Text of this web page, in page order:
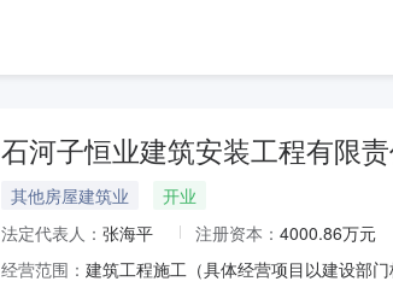
石河子恒业建筑安装工程有限责
其他房屋建筑业
开业
法定代表人： 张海平 注册资本： 4000.86万元
经营范围：